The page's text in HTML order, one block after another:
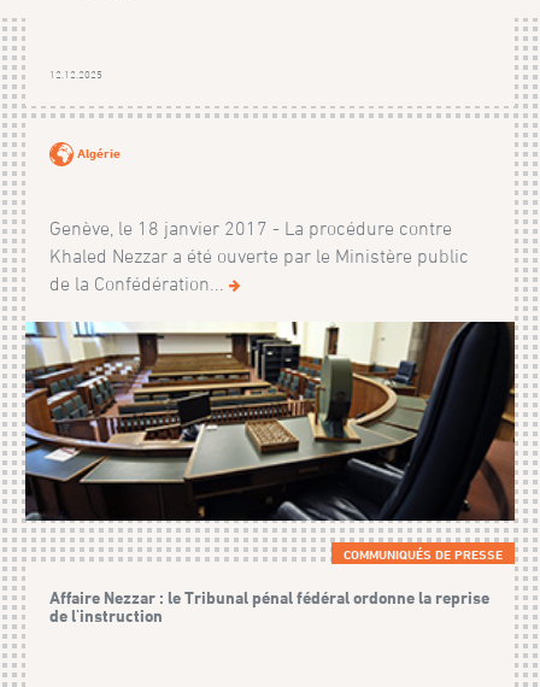
12.12.2025
Algérie
Genève, le 18 janvier 2017 - La procédure contre
Khaled Nezzar a été ouverte par le Ministère public
de la Confédération...
COMMUNIQUÉS DE PRESSE
Affaire Nezzar : le Tribunal pénal fédéral ordonne la reprise
de l'instruction